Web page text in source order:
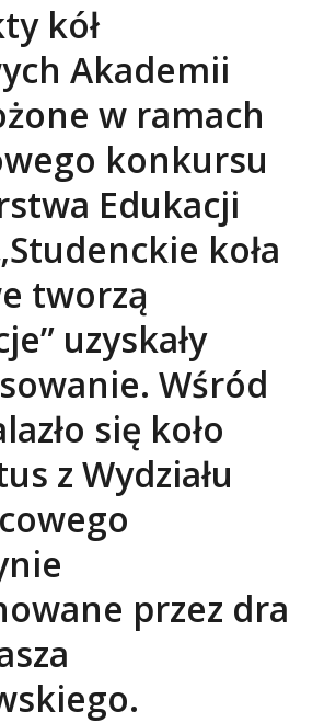
kół
Akademii
w ramach
konkursu
Edukacji
koła
tworzą
uzyskały
Wśród
się koło
z Wydziału
przez dra